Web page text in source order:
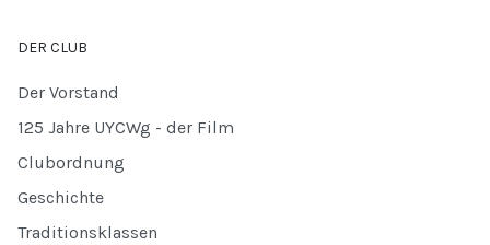
DER CLUB
Der Vorstand
125 Jahre UYCWg - der Film
Clubordnung
Geschichte
Traditionsklassen